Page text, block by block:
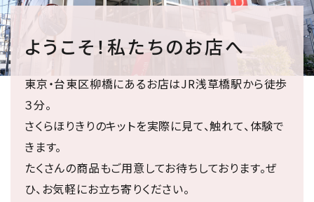
ようこそ！私たちのお店へ
東京・台東区柳橋にあるお店はJR浅草橋駅から徒歩
３分。
さくらほりきりのキットを実際に見て、触れて、体験で
きます。
たくさんの商品もご用意してお待ちしております。ぜ
ひ、お気軽にお立ち寄りください。